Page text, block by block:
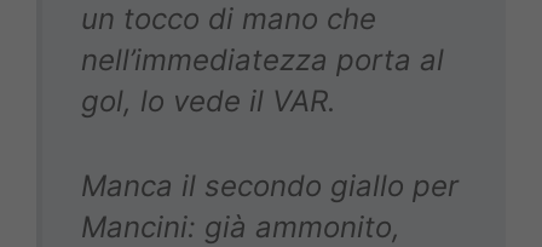
un tocco di mano che
nell’immediatezza porta al
gol, lo vede il VAR.
Manca il secondo giallo per
Mancini: già ammonito,